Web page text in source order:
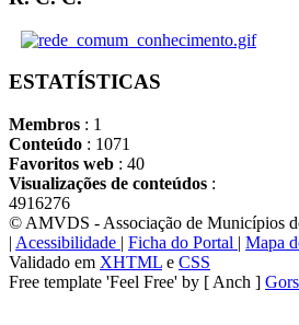
ESTATÍSTICAS
Membros : 1
Conteúdo : 1071
Favoritos web : 40
Visualizações de conteúdos :
4916276
© AMVDS - Associação de Municípios
| Acessibilidade | Ficha do Portal | Mapa
Validado em XHTML e CSS
Free template 'Feel Free' by [ Anch ]